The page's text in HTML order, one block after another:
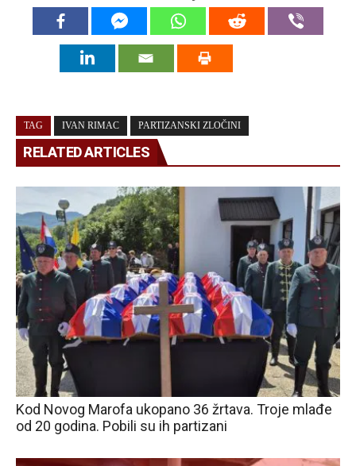
TAG IVAN RIMAC PARTIZANSKI ZLOČINI
RELATED ARTICLES
Kod Novog Marofa ukopano 36 žrtava. Troje mlađe
od 20 godina. Pobili su ih partizani